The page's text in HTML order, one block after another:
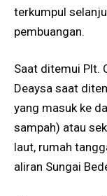
terkumpul
pembuangan.
Saat ditemui Plt.
Deaysa saat
yang masuk ke
sampah) atau
laut, rumah
aliran Sungai